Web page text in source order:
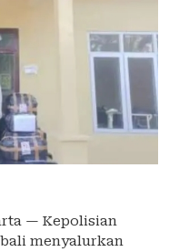
— Kepolisian
menyalurkan